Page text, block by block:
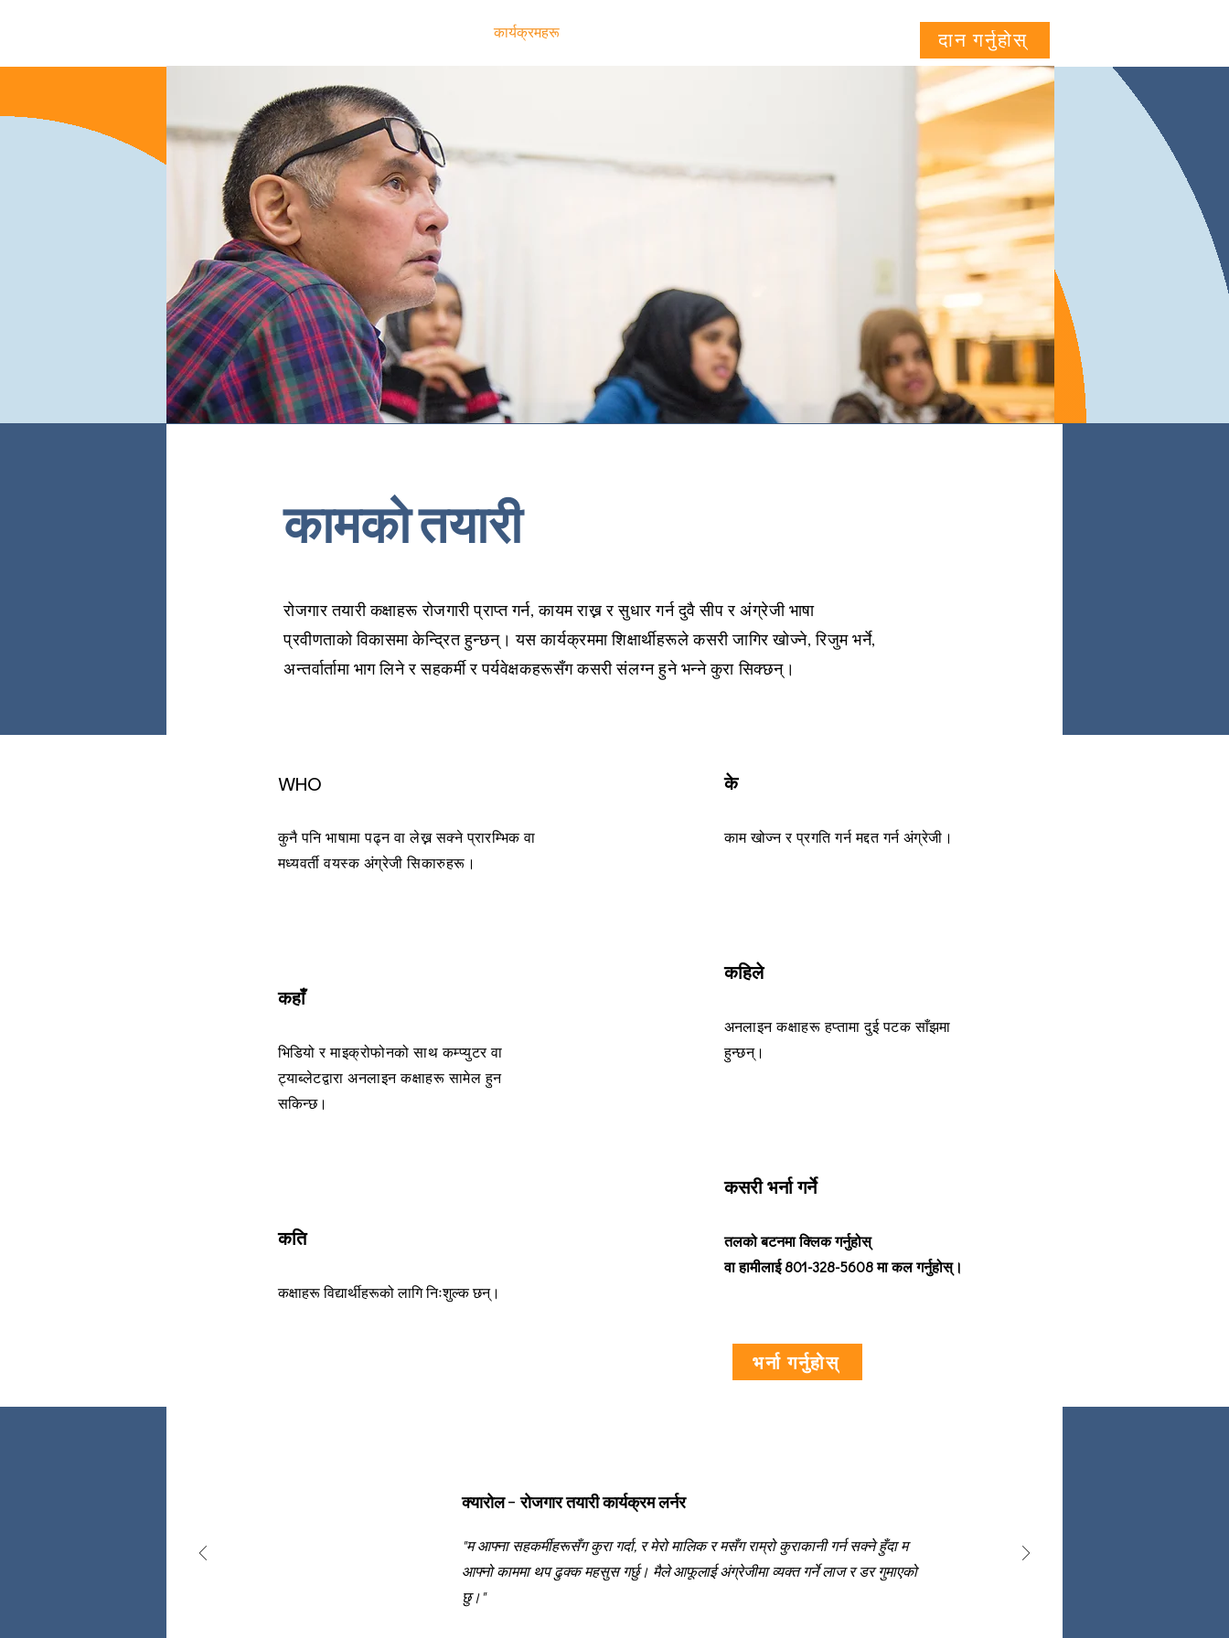
कार्यक्रमहरू More...दान गर्नुहोस्
कामको तयारी
रोजगार तयारी कक्षाहरू रोजगारी प्राप्त गर्न, कायम राख्न र सुधार गर्न दुवै सीप र अंग्रेजी भाषा
प्रवीणताको विकासमा केन्द्रित हुन्छन्। यस कार्यक्रममा शिक्षार्थीहरूले कसरी जागिर खोज्ने, रिजुम भर्ने,
अन्तर्वार्तामा भाग लिने र सहकर्मी र पर्यवेक्षकहरूसँग कसरी संलग्न हुने भन्ने कुरा सिक्छन्।
WHO
कुनै पनि भाषामा पढ्न वा लेख्न सक्ने प्रारम्भिक वा
मध्यवर्ती वयस्क अंग्रेजी सिकारुहरू।
कहाँ
भिडियो र माइक्रोफोनको साथ कम्प्युटर वा
ट्याब्लेटद्वारा अनलाइन कक्षाहरू सामेल हुन
सकिन्छ।
कति
कक्षाहरू विद्यार्थीहरूको लागि निःशुल्क छन्।
के
काम खोज्न र प्रगति गर्न मद्दत गर्न अंग्रेजी।
कहिले
अनलाइन कक्षाहरू हप्तामा दुई पटक साँझमा
हुन्छन्।
कसरी भर्ना गर्ने
तलको बटनमा क्लिक गर्नुहोस्
वा हामीलाई 801-328-5608 मा कल गर्नुहोस्।
भर्ना गर्नुहोस्
क्यारोल - रोजगार तयारी कार्यक्रम लर्नर
"म आफ्ना सहकर्मीहरूसँग कुरा गर्दा, र मेरो मालिक र मसँग राम्रो कुराकानी गर्न सक्ने हुँदा म
आफ्नो काममा थप ढुक्क महसुस गर्छु। मैले आफूलाई अंग्रेजीमा व्यक्त गर्ने लाज र डर गुमाएको
छु।"